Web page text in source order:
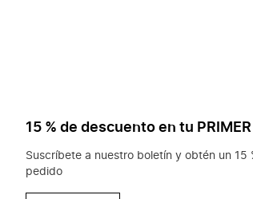
15 % de descuento en tu
Suscríbete a nuestro boletín y obtén un 15
pedido